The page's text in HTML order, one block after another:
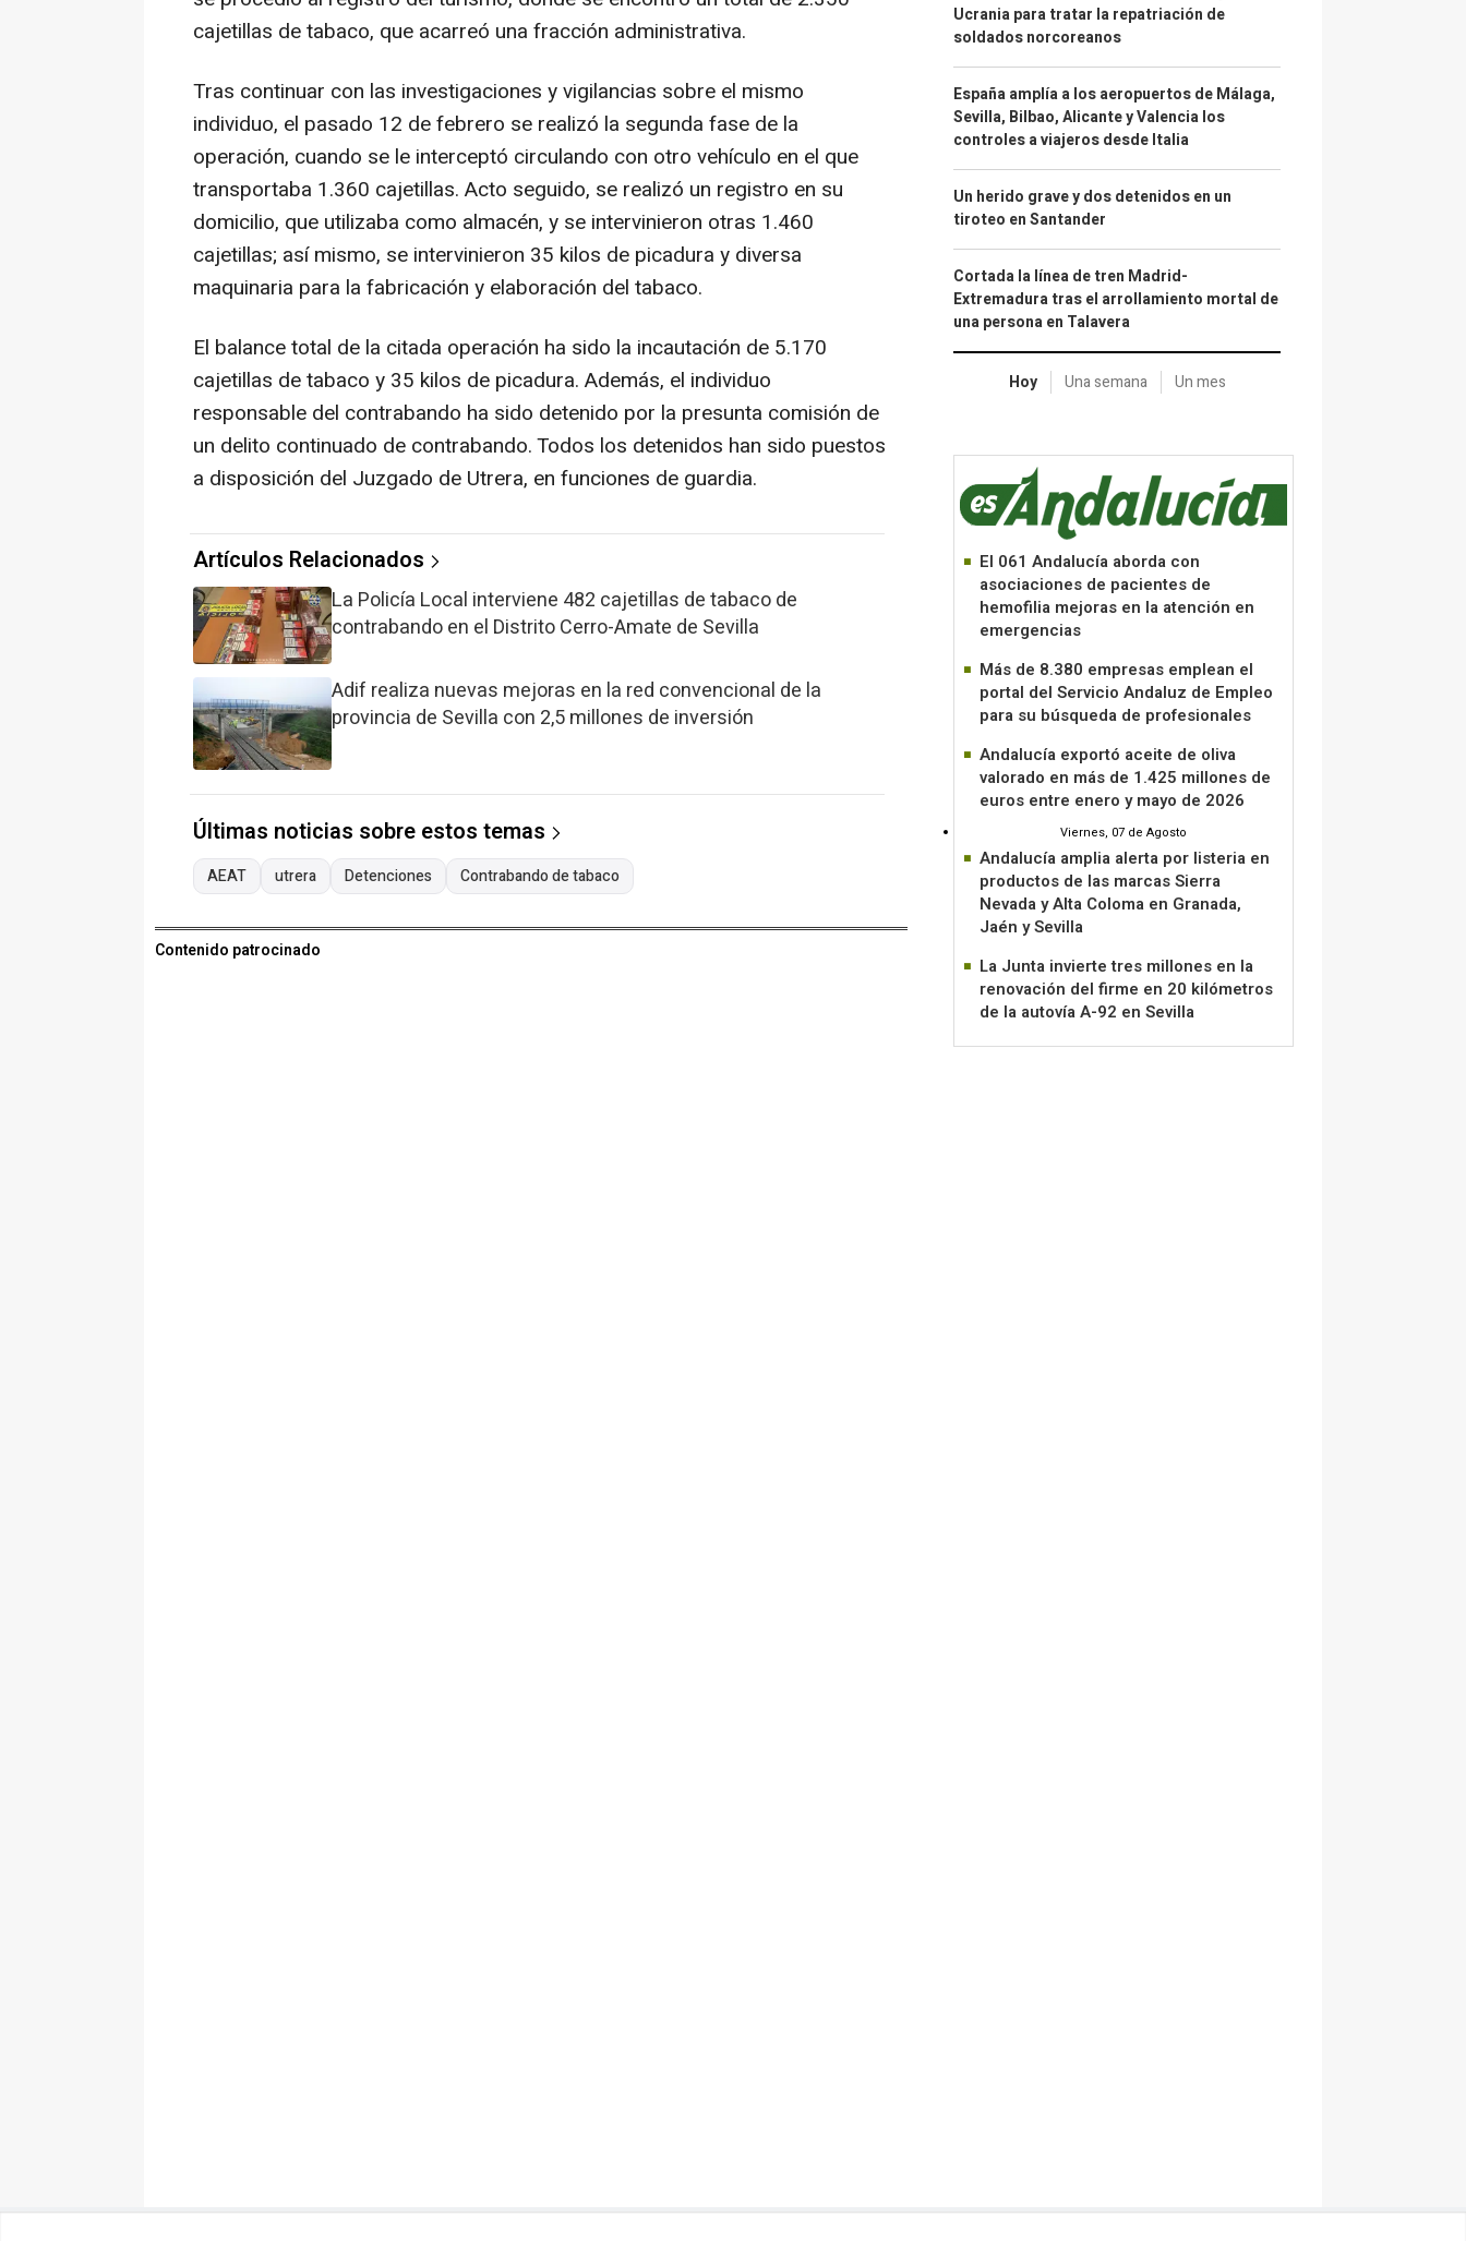
cajetillas de tabaco, que acarreó una fracción administrativa.
Tras continuar con las investigaciones y vigilancias sobre el mismo
individuo, el pasado 12 de febrero se realizó la segunda fase de la
operación, cuando se le interceptó circulando con otro vehículo en el que
transportaba 1.360 cajetillas. Acto seguido, se realizó un registro en su
domicilio, que utilizaba como almacén, y se intervinieron otras 1.460
cajetillas; así mismo, se intervinieron 35 kilos de picadura y diversa
maquinaria para la fabricación y elaboración del tabaco.
El balance total de la citada operación ha sido la incautación de 5.170
cajetillas de tabaco y 35 kilos de picadura. Además, el individuo
responsable del contrabando ha sido detenido por la presunta comisión de
un delito continuado de contrabando. Todos los detenidos han sido puestos
a disposición del Juzgado de Utrera, en funciones de guardia.
Artículos Relacionados
La Policía Local interviene 482 cajetillas de tabaco de
contrabando en el Distrito Cerro-Amate de Sevilla
Adif realiza nuevas mejoras en la red convencional de la
provincia de Sevilla con 2,5 millones de inversión
Últimas noticias sobre estos temas
AEAT utrera Detenciones Contrabando de tabaco
Contenido patrocinado
Ucrania para tratar la repatriación de
soldados norcoreanos
España amplía a los aeropuertos de Málaga,
Sevilla, Bilbao, Alicante y Valencia los
controles a viajeros desde Italia
Un herido grave y dos detenidos en un
tiroteo en Santander
Cortada la línea de tren Madrid-
Extremadura tras el arrollamiento mortal de
una persona en Talavera
Hoy Una semana Un mes
El 061 Andalucía aborda con
asociaciones de pacientes de
hemofilia mejoras en la atención en
emergencias
Más de 8.380 empresas emplean el
portal del Servicio Andaluz de Empleo
para su búsqueda de profesionales
Andalucía exportó aceite de oliva
valorado en más de 1.425 millones de
euros entre enero y mayo de 2026
Viernes, 07 de Agosto
Andalucía amplia alerta por listeria en
productos de las marcas Sierra
Nevada y Alta Coloma en Granada,
Jaén y Sevilla
La Junta invierte tres millones en la
renovación del firme en 20 kilómetros
de la autovía A-92 en Sevilla